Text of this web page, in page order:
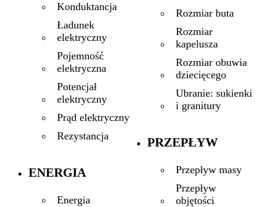
Konduktancja
Ładunek
elektryczny
Pojemność
elektryczna
Potencjał
elektryczny
Prąd elektryczny
Rezystancja
ENERGIA
Energia
Rozmiar buta
Rozmiar
kapelusza
Rozmiar obuwia
dziecięcego
Ubranie: sukienki
i granitury
PRZEPŁYW
Przepływ masy
Przepływ
objętości